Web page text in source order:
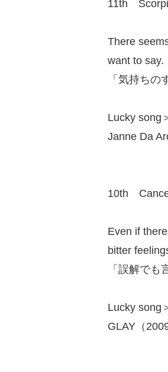
11th
There
want to say.
「気持ち
Lucky song
Janne Da
10th
Even if
bitter
「誤解で
Lucky song
GLAY（